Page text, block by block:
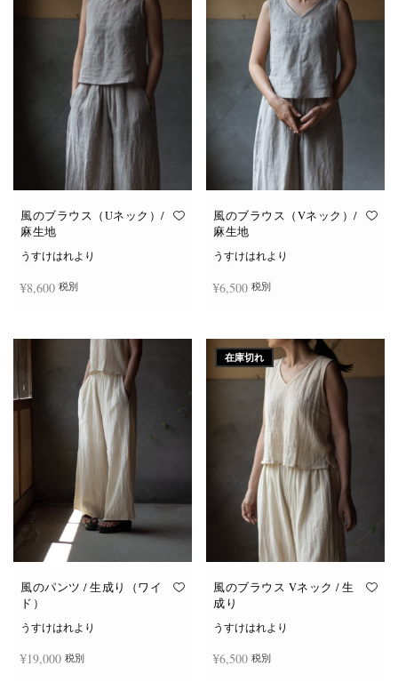
風のブラウス（Uネック）/
麻生地
うすけはれより
¥8,600 税別
の
商
品
に
は
複
数
の
バ
リ
エ
ー
シ
ョ
ン
が
あ
ま
オ
風のブラウス（Vネック）/
麻生地
うすけはれより
¥6,500 税別
の
商
品
に
は
複
数
の
バ
リ
エ
ー
シ
ョ
ン
が
あ
り
ま
オ
風のパンツ / 生成り（ワイ
ド）
うすけはれより
¥19,000 税別
在庫切れ
風のブラウス Vネック / 生
成り
うすけはれより
¥6,500 税別